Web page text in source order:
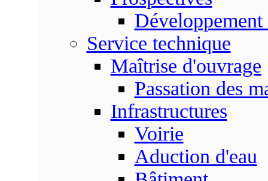
Développement
Service technique
Maîtrise d'ouvrage
Passation des
Infrastructures
Voirie
Aduction d'eau